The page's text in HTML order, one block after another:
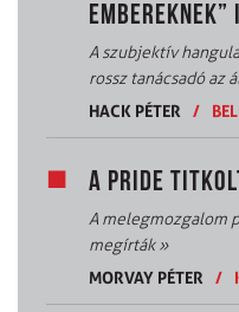
EMBEREKNEK”
A szubjektív
rossz tanácsadó az
HACK PÉTER
/
A PRIDE
A melegmozgalom
megírták»
MORVAY PÉTER
/